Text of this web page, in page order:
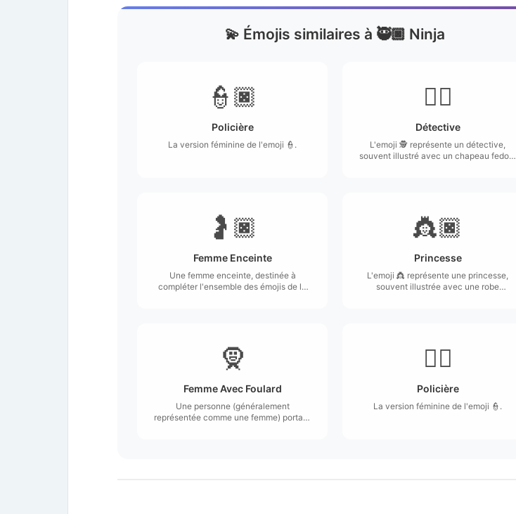
💫 Émojis similaires à 🥷🏿 Ninja
👮🏿
Policière
La version féminine de l'emoji 👮.
🕵🏿
Détective
L'emoji 🕵️ représente un détective,
souvent illustré avec un chapeau fedora
🤰🏿
Femme Enceinte
Une femme enceinte, destinée à
compléter l'ensemble des émojis de la
👸🏿
Princesse
L'emoji 👸 représente une princesse,
souvent illustrée avec une robe
🧕
Femme Avec Foulard
Une personne (généralement
représentée comme une femme) portant
👮‍♀️
Policière
La version féminine de l'emoji 👮.